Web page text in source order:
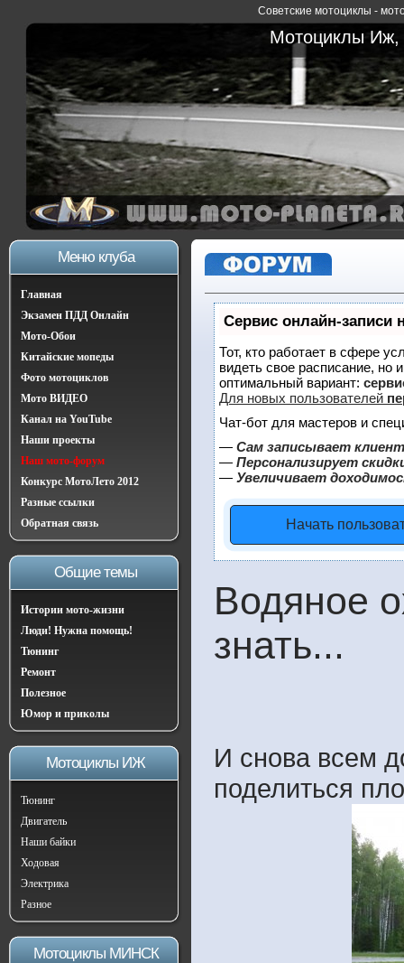
Советские мотоциклы -
Мотоциклы Иж,
Меню клуба
Главная
Экзамен ПДД Онлайн
Мото-Обои
Китайские мопеды
Фото мотоциклов
Мото ВИДЕО
Канал на YouTube
Наши проекты
Наш мото-форум
Конкурс МотоЛето 2012
Разные ссылки
Обратная связь
Общие темы
Истории мото-жизни
Люди! Нужна помощь!
Тюнинг
Ремонт
Полезное
Юмор и приколы
Мотоциклы ИЖ
Тюнинг
Двигатель
Наши байки
Ходовая
Электрика
Разное
Мотоциклы МИНСК
Сервис онлайн-записи
Тот, кто работает в сфере
видеть свое расписание,
оптимальный вариант:
Для новых пользователей
Чат-бот для мастеров и
— Сам записывает
— Персонализирует
— Увеличивает
Начать
Водяное
знать...
И снова всем
поделиться